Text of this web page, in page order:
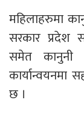
महिलाहरुमा
सरकार प्रदेश
समेत कानुनी
कार्यान्वयनमा
छ ।